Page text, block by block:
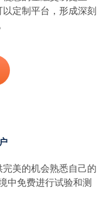
定制平台，形成深刻
完美的机会熟悉自己的
中免费进行试验和测